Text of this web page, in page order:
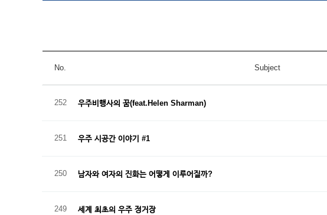
No. Subject
252 우주비행사의 꿈(feat.Helen Sharman)
251 우주 시공간 이야기 #1
250 남자와 여자의 진화는 어떻게 이루어질까?
249 세계 최초의 우주 정거장